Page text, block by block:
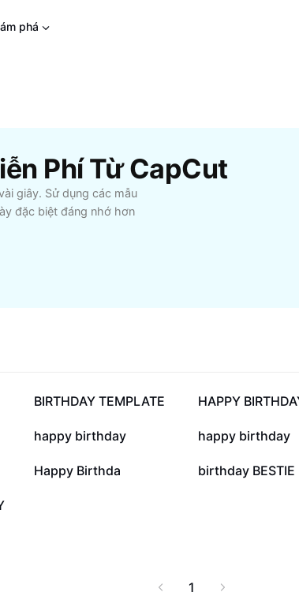
phá
Phí Từ CapCut
giây. Sử dụng các mẫu
đặc biệt đáng nhớ hơn
945,3 N
BIRTHDAY TEMPLATE 941,2 N
HAPPY
209,4 N
happy birthday 186,3 N
happy birthday
82,4 N
Happy Birthda 31,6 N
birthday BESTIE
1